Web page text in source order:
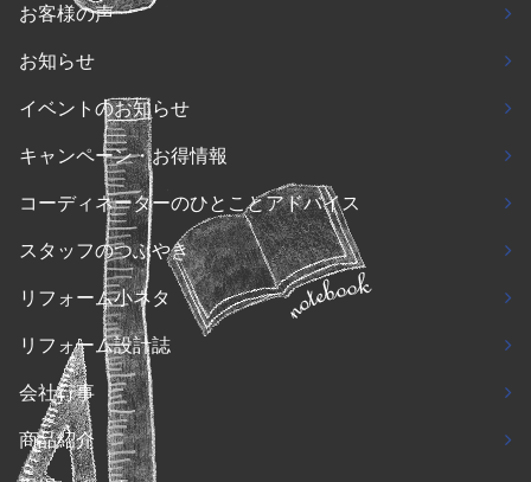
お客様の声
お知らせ
イベントのお知らせ
キャンペーン・お得情報
コーディネーターのひとことアドバイス
スタッフのつぶやき
リフォーム小ネタ
リフォーム設計誌
会社行事
商品紹介